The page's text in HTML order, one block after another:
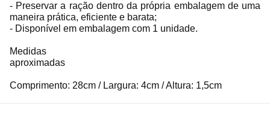
- Preservar a ração dentro da própria embalagem de uma
maneira prática, eficiente e barata;
- Disponível em embalagem com 1 unidade.
Medidas
aproximadas
Comprimento: 28cm / Largura: 4cm / Altura: 1,5cm